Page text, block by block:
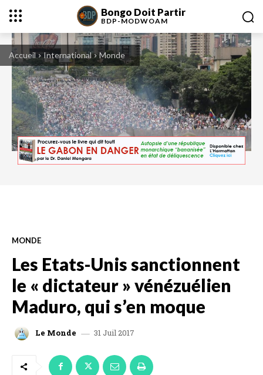
Bongo Doit Partir
BDP-MODWOAM
Accueil International Monde
MONDE
Les Etats-Unis sanctionnent
le « dictateur » vénézuélien
Maduro, qui s’en moque
Le Monde 31 Juil 2017